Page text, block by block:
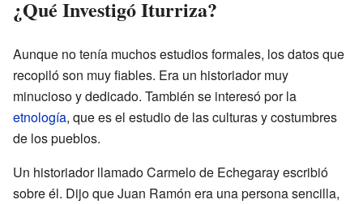
¿Qué Investigó Iturriza?
Aunque no tenía muchos estudios formales, los datos que
recopiló son muy fiables. Era un historiador muy
minucioso y dedicado. También se interesó por la
etnología, que es el estudio de las culturas y costumbres
de los pueblos.
Un historiador llamado Carmelo de Echegaray escribió
sobre él. Dijo que Juan Ramón era una persona sencilla,